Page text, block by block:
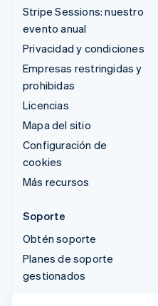
Stripe Sessions: nuestro
evento anual
Privacidad y condiciones
Empresas restringidas y
prohibidas
Licencias
Mapa del sitio
Configuración de
cookies
Más recursos
Soporte
Obtén soporte
Planes de soporte
gestionados